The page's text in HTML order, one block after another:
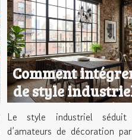
Comment
de style
déco
Le style industriel
d’amateurs de décoration